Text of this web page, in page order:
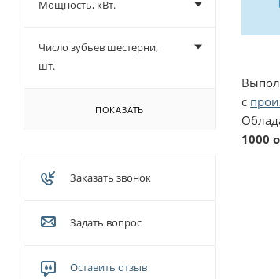
с
1000
Мощность, кВт.
Число зубьев шестерни,
шт.
ПОКАЗАТЬ
Заказать звонок
Задать вопрос
Оставить отзыв